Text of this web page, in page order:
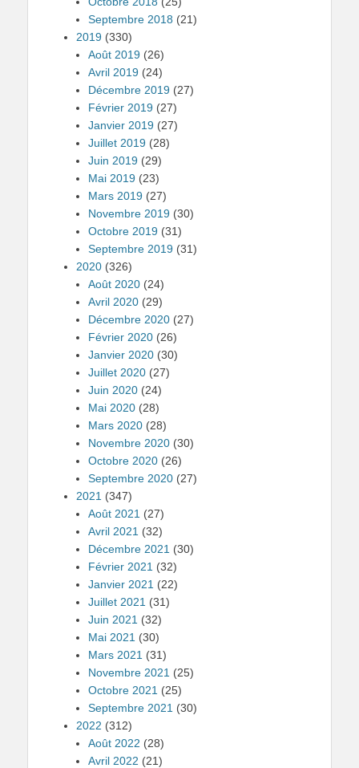
Septembre 2018 (21)
2019 (330)
Août 2019 (26)
Avril 2019 (24)
Décembre 2019 (27)
Février 2019 (27)
Janvier 2019 (27)
Juillet 2019 (28)
Juin 2019 (29)
Mai 2019 (23)
Mars 2019 (27)
Novembre 2019 (30)
Octobre 2019 (31)
Septembre 2019 (31)
2020 (326)
Août 2020 (24)
Avril 2020 (29)
Décembre 2020 (27)
Février 2020 (26)
Janvier 2020 (30)
Juillet 2020 (27)
Juin 2020 (24)
Mai 2020 (28)
Mars 2020 (28)
Novembre 2020 (30)
Octobre 2020 (26)
Septembre 2020 (27)
2021 (347)
Août 2021 (27)
Avril 2021 (32)
Décembre 2021 (30)
Février 2021 (32)
Janvier 2021 (22)
Juillet 2021 (31)
Juin 2021 (32)
Mai 2021 (30)
Mars 2021 (31)
Novembre 2021 (25)
Octobre 2021 (25)
Septembre 2021 (30)
2022 (312)
Août 2022 (28)
Avril 2022 (21)